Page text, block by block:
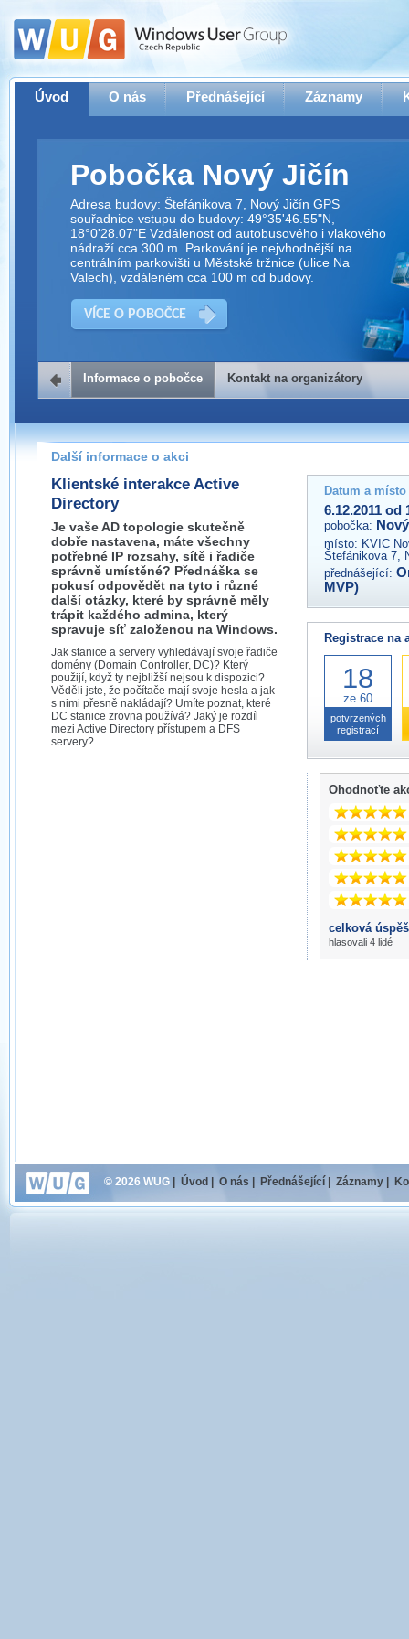
Úvod O nás Přednášející Záznamy
Pobočka Nový Jičín
Adresa budovy: Štefánikova 7, Nový Jičín GPS
souřadnice vstupu do budovy: 49°35'46.55"N,
18°0'28.07"E Vzdálenost od autobusového i vlakového
nádraží cca 300 m. Parkování je nejvhodnější na
centrálním parkovišti u Městské tržnice (ulice Na
Valech), vzdáleném cca 100 m od budovy.
VÍCE O POBOČCE
Kontakt na organizátory
Pokud máte jakýkoliv dotaz na organizátory této akce,
prosím neváhejte nás kontaktovat na e-mailu:
novyjicin@wug.cz
Informace o pobočce Kontakt na organizátory
Další informace o akci
Klientské interakce Active
Directory
Je vaše AD topologie skutečně
dobře nastavena, máte všechny
potřebné IP rozsahy, sítě i řadiče
správně umístěné? Přednáška se
pokusí odpovědět na tyto i různé
další otázky, které by správně měly
trápit každého admina, který
spravuje síť založenou na Windows.
Jak stanice a servery vyhledávají svoje řadiče
domény (Domain Controller, DC)? Který
použijí, když ty nejbližší nejsou k dispozici?
Věděli jste, že počítače mají svoje hesla a jak
s nimi přesně nakládají? Umíte poznat, které
DC stanice zrovna používá? Jaký je rozdíl
mezi Active Directory přístupem a DFS
servery?
Datum a
6.12.2011 od
pobočka:
místo: KVIC
Štefánikova 7,
přednášející:
MVP)
Registrace na
18
ze 60
potvrzených
registrací
Ohodnoťte
celková
hlasovali 4 lidé
© 2026 WUG Úvod O nás Přednášející Záznamy